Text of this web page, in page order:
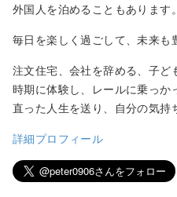
外国人を泊めることもあります。
毎日を楽しく過ごして、未来も
注文住宅、会社を辞める、子ど
時期に体験し、レールに乗っか
直った人生を送り、自分の気持
詳細プロフィール